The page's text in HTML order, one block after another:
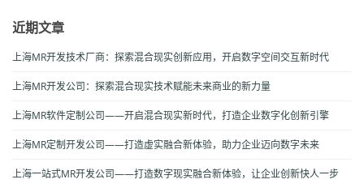
近期文章
上海MR开发技术厂商：探索混合现实创新应用，开启数字空间交互新时代
上海MR开发公司：探索混合现实技术赋能未来商业的新力量
上海MR软件定制公司——开启混合现实新时代，打造企业数字化创新引擎
上海MR定制开发公司——打造虚实融合新体验，助力企业迈向数字未来
上海一站式MR开发公司——打造数字现实融合新体验，让企业创新快人一步